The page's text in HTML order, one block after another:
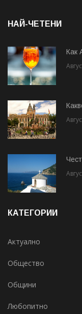
НАЙ-ЧЕТЕНИ
Как
КАТЕГОРИИ
Актуално
Общество
Общини
Любопитно